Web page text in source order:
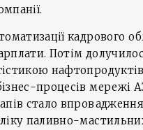
кадрового
Потім
процесів мережі
стало впровадження
паливно-